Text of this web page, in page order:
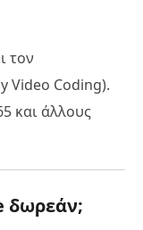
τον
Video Coding).
και άλλους
δωρεάν;